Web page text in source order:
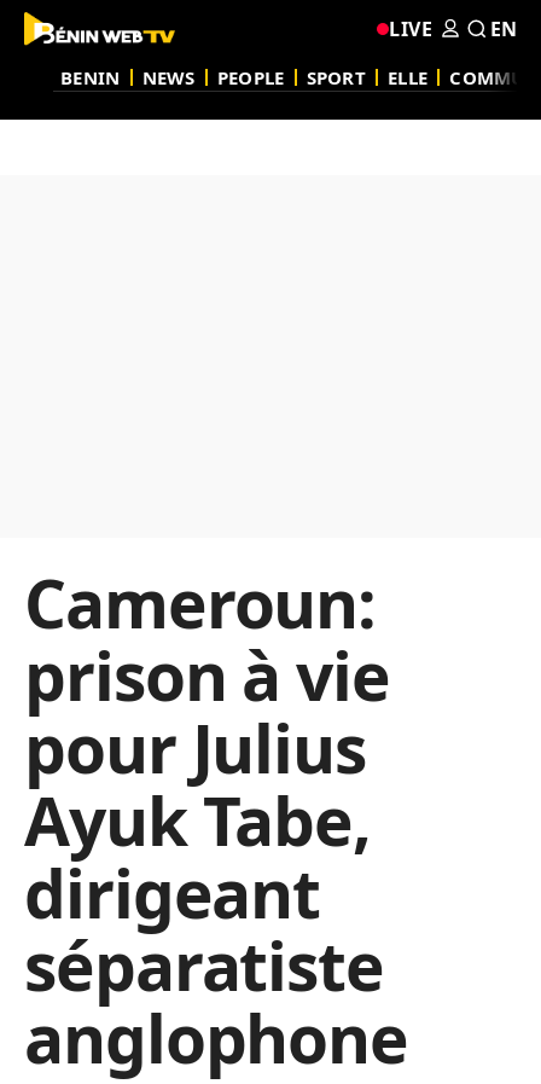
BENIN NEWS PEOPLE SPORT ELLE
LIVE EN
Cameroun:
prison à vie
pour Julius
Ayuk Tabe,
dirigeant
séparatiste
anglophone